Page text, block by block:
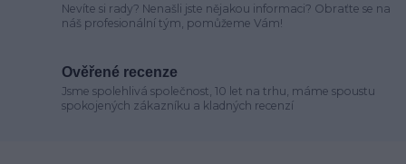
Nevíte si rady? Nenašli jste nějakou informaci? Obraťte se na
náš profesionální tým, pomůžeme Vám!
Ověřené recenze
Jsme spolehlivá společnost, 10 let na trhu, máme spoustu
spokojených zákazníku a kladných recenzí